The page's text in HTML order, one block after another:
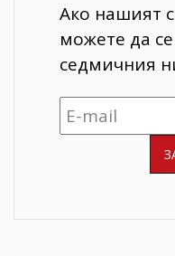
Ако нашият
можете да
седмичния